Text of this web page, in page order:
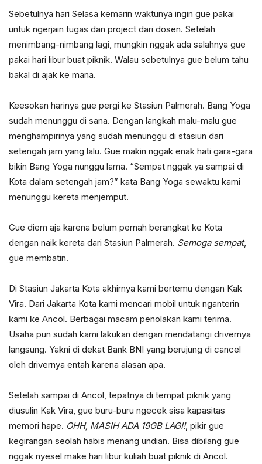
Sebetulnya hari Selasa kemarin waktunya ingin gue pakai
untuk ngerjain tugas dan project dari dosen. Setelah
menimbang-nimbang lagi, mungkin nggak ada salahnya gue
pakai hari libur buat piknik. Walau sebetulnya gue belum tahu
bakal di ajak ke mana.
Keesokan harinya gue pergi ke Stasiun Palmerah. Bang Yoga
sudah menunggu di sana. Dengan langkah malu-malu gue
menghampirinya yang sudah menunggu di stasiun dari
setengah jam yang lalu. Gue makin nggak enak hati gara-gara
bikin Bang Yoga nunggu lama. “Sempat nggak ya sampai di
Kota dalam setengah jam?” kata Bang Yoga sewaktu kami
menunggu kereta menjemput.
Gue diem aja karena belum pernah berangkat ke Kota
dengan naik kereta dari Stasiun Palmerah. Semoga sempat,
gue membatin.
Di Stasiun Jakarta Kota akhirnya kami bertemu dengan Kak
Vira. Dari Jakarta Kota kami mencari mobil untuk nganterin
kami ke Ancol. Berbagai macam penolakan kami terima.
Usaha pun sudah kami lakukan dengan mendatangi drivernya
langsung. Yakni di dekat Bank BNI yang berujung di cancel
oleh drivernya entah karena alasan apa.
Setelah sampai di Ancol, tepatnya di tempat piknik yang
diusulin Kak Vira, gue buru-buru ngecek sisa kapasitas
memori hape. OHH, MASIH ADA 19GB LAGI!, pikir gue
kegirangan seolah habis menang undian. Bisa dibilang gue
nggak nyesel make hari libur kuliah buat piknik di Ancol.